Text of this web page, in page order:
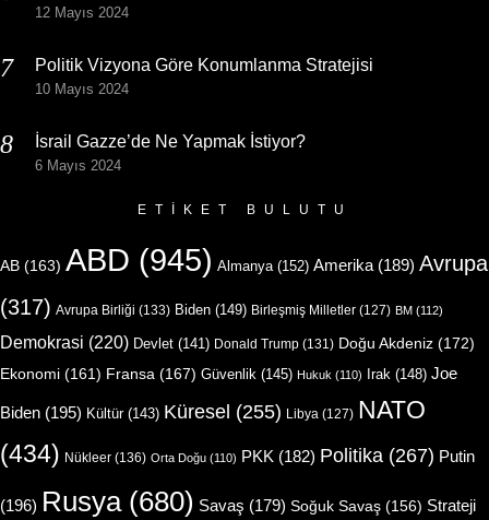
12 Mayıs 2024
Politik Vizyona Göre Konumlanma Stratejisi
10 Mayıs 2024
İsrail Gazze’de Ne Yapmak İstiyor?
6 Mayıs 2024
ETIKET BULUTU
AB (163) ABD (945) Almanya(152) Amerika (189) Avrupa
(317) Avrupa Birliği (133) Biden (149) Birleşmiş Milletler (127) BM (112)
Demokrasi (220) Devlet (141) Donald Trump (131) Doğu Akdeniz (172)
Ekonomi (161) Fransa (167) Güvenlik (145) Hukuk (110) Irak (148) Joe
Biden (195) Kültür(143) Küresel (255) Libya (127) NATO
(434) Nükleer (136) Orta Doğu (110) PKK (182) Politika (267) Putin
(196) Rusya(680) Savaş (179) Soğuk Savaş (156) Strateji